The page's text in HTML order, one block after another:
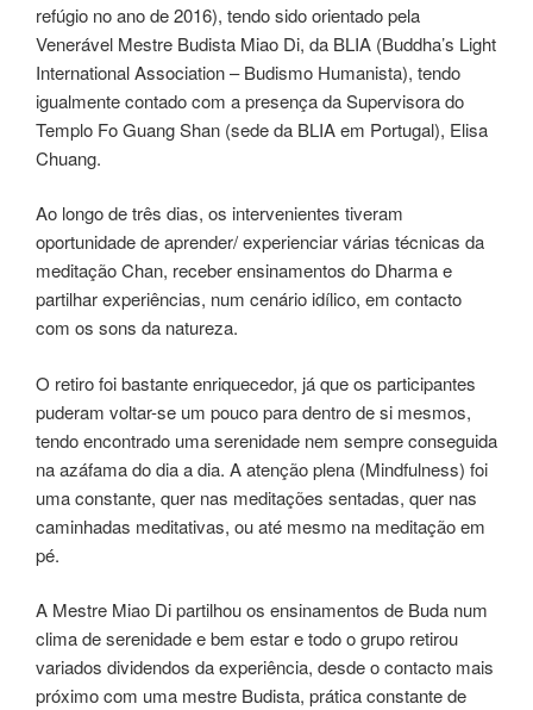
refúgio no ano de 2016), tendo sido orientado pela
Venerável Mestre Budista Miao Di, da BLIA (Buddha’s Light
International Association – Budismo Humanista), tendo
igualmente contado com a presença da Supervisora do
Templo Fo Guang Shan (sede da BLIA em Portugal), Elisa
Chuang.
Ao longo de três dias, os intervenientes tiveram
oportunidade de aprender/ experienciar várias técnicas da
meditação Chan, receber ensinamentos do Dharma e
partilhar experiências, num cenário idílico, em contacto
com os sons da natureza.
O retiro foi bastante enriquecedor, já que os participantes
puderam voltar-se um pouco para dentro de si mesmos,
tendo encontrado uma serenidade nem sempre conseguida
na azáfama do dia a dia. A atenção plena (Mindfulness) foi
uma constante, quer nas meditações sentadas, quer nas
caminhadas meditativas, ou até mesmo na meditação em
pé.
A Mestre Miao Di partilhou os ensinamentos de Buda num
clima de serenidade e bem estar e todo o grupo retirou
variados dividendos da experiência, desde o contacto mais
próximo com uma mestre Budista, prática constante de